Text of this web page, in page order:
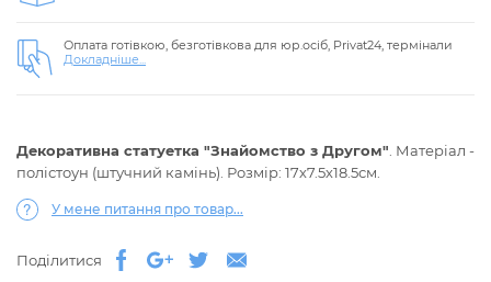
Оплата готівкою, безготівкова для юр.осіб, Privat24, термінали
Докладніше...
Декоративна статуетка "Знайомство з Другом" . Матеріал -
полістоун (штучний камінь). Розмір: 17х7.5х18.5см.
У мене питання про товар...
Поділитися